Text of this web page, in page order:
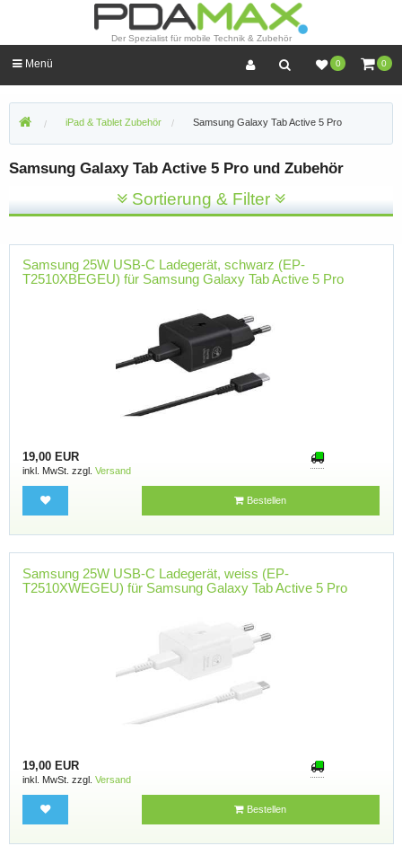
Der Spezialist für mobile Technik & Zubehör
0 0
Menü
iPad & Tablet Zubehör Samsung Galaxy Tab Active 5 Pro
Samsung Galaxy Tab Active 5 Pro und Zubehör
Sortierung & Filter
Samsung 25W USB-C Ladegerät, schwarz (EP-
T2510XBEGEU) für Samsung Galaxy Tab Active 5 Pro
19,00 EUR
inkl. MwSt. zzgl. Versand
Bestellen
Samsung 25W USB-C Ladegerät, weiss (EP-
T2510XWEGEU) für Samsung Galaxy Tab Active 5 Pro
19,00 EUR
inkl. MwSt. zzgl. Versand
Bestellen